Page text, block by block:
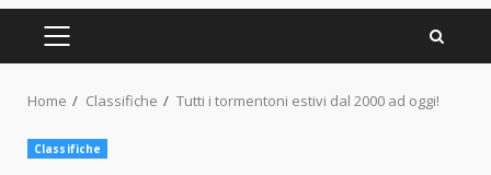
PRIMARY
Home Classifiche Tutti i tormentoni estivi dal 2000 ad oggi!
Classifiche